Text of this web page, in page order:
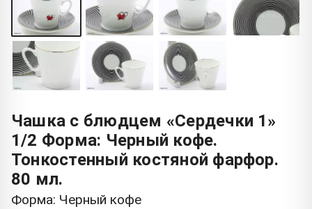
Чашка с блюдцем «Сердечки 1»
1/2 Форма: Черный кофе.
Тонкостенный костяной фарфор.
80 мл.
Форма: Черный кофе